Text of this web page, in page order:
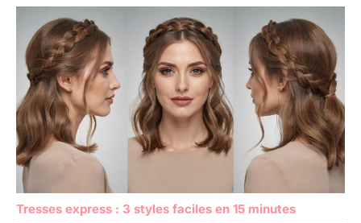
Tresses express : 3 styles faciles en 15 minutes